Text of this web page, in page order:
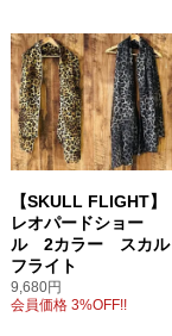
【SKULL FLIGHT】
レオパードショー
ル 2カラー スカル
フライト
9,680円
会員価格 3%OFF!!